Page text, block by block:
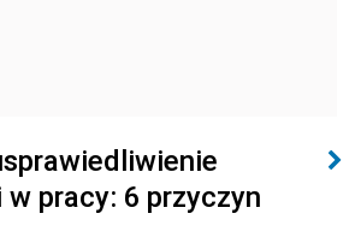
pracy: 6 przyczyn